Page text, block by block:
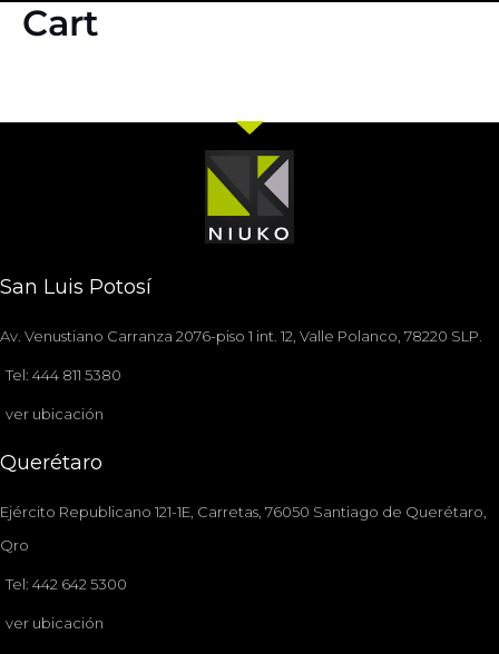
Cart
San Luis Potosí
Av. Venustiano Carranza 2076-piso 1 int. 12, Valle Polanco, 78220 SLP.
Tel: 444 811 5380
ver ubicación
Querétaro
Ejército Republicano 121-1E, Carretas, 76050 Santiago de Querétaro,
Qro
Tel: 442 642 5300
ver ubicación